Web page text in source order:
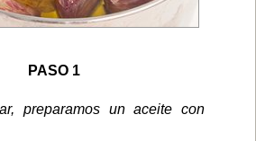
PASO 1
preparamos un aceite con